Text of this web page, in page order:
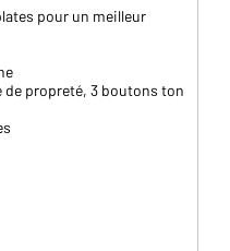
pour un meilleur
de propreté, 3 boutons ton